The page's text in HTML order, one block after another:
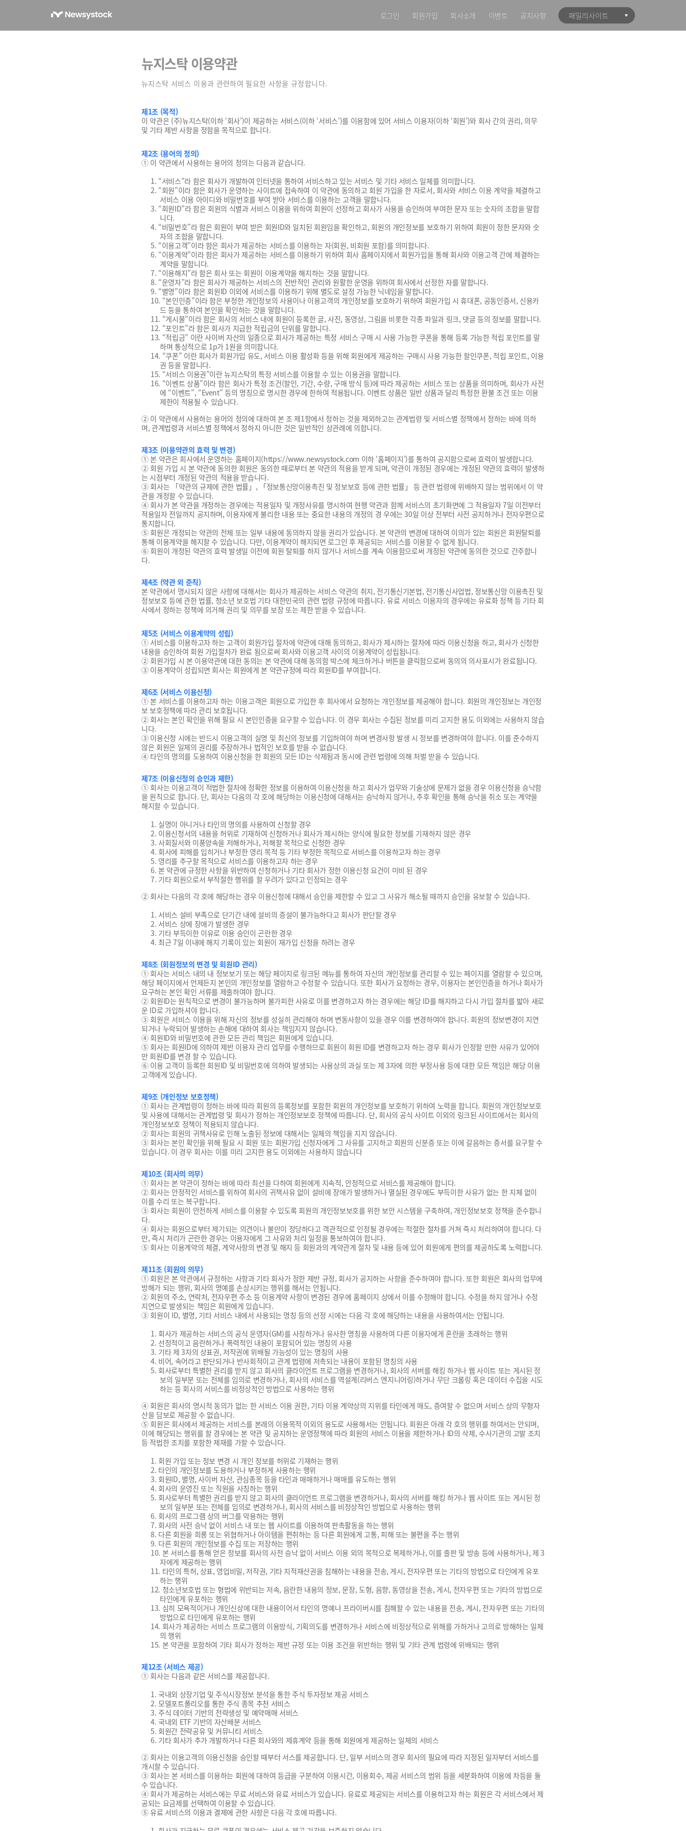
로그인 회원가입 회사소개 이벤트 공지사항 패밀리사이트
뉴지스탁 이용약관
뉴지스탁 서비스 이용과 관련하여 필요한 사항을 규정합니다.
제1조 (목적)
이 약관은 (주)뉴지스탁(이하 ‘회사’)이 제공하는 서비스(이하 ‘서비스’)를 이용함에 있어 서비스 이용자(이하 ‘회원’)와 회사 간의 권리, 의무
및 기타 제반 사항을 정함을 목적으로 합니다.
제2조 (용어의 정의)
① 이 약관에서 사용하는 용어의 정의는 다음과 같습니다.
1. “서비스”라 함은 회사가 개발하여 인터넷을 통하여 서비스하고 있는 서비스 및 기타 서비스 일체를 의미합니다.
2. “회원”이라 함은 회사가 운영하는 사이트에 접속하여 이 약관에 동의하고 회원 가입을 한 자로서, 회사와 서비스 이용 계약을 체결하고
서비스 이용 아이디와 비밀번호를 부여 받아 서비스를 이용하는 고객을 말합니다.
3. “회원ID”라 함은 회원의 식별과 서비스 이용을 위하여 회원이 선정하고 회사가 사용을 승인하여 부여한 문자 또는 숫자의 조합을 말합
니다.
4. “비밀번호”라 함은 회원이 부여 받은 회원ID와 일치된 회원임을 확인하고, 회원의 개인정보를 보호하기 위하여 회원이 정한 문자와 숫
자의 조합을 말합니다.
5. “이용고객”이라 함은 회사가 제공하는 서비스를 이용하는 자(회원, 비회원 포함)를 의미합니다.
6. “이용계약”이라 함은 회사가 제공하는 서비스를 이용하기 위하여 회사 홈페이지에서 회원가입을 통해 회사와 이용고객 간에 체결하는
계약을 말합니다.
7. “이용해지”라 함은 회사 또는 회원이 이용계약을 해지하는 것을 말합니다.
8. “운영자”라 함은 회사가 제공하는 서비스의 전반적인 관리와 원활한 운영을 위하여 회사에서 선정한 자를 말합니다.
9. “별명”이라 함은 회원ID 이외에 서비스를 이용하기 위해 별도로 설정 가능한 닉네임을 말합니다.
10. “본인인증”이라 함은 부정한 개인정보의 사용이나 이용고객의 개인정보를 보호하기 위하여 회원가입 시 휴대폰, 공동인증서, 신용카
드 등을 통하여 본인을 확인하는 것을 말합니다.
11. “게시물”이라 함은 회사의 서비스 내에 회원이 등록한 글, 사진, 동영상, 그림을 비롯한 각종 파일과 링크, 댓글 등의 정보를 말합니다.
12. “포인트”라 함은 회사가 지급한 적립금의 단위를 말합니다.
13. “적립금” 이란 사이버 자산의 일종으로 회사가 제공하는 특정 서비스 구매 시 사용 가능한 쿠폰을 통해 등록 가능한 적립 포인트를 말
하며 통상적으로 1p가 1원을 의미합니다.
14. “쿠폰” 이란 회사가 회원가입 유도, 서비스 이용 활성화 등을 위해 회원에게 제공하는 구매시 사용 가능한 할인쿠폰, 적립 포인트, 이용
권 등을 말합니다.
15. “서비스 이용권”이란 뉴지스탁의 특정 서비스를 이용할 수 있는 이용권을 말합니다.
16. “이벤트 상품”이라 함은 회사가 특정 조건(할인, 기간, 수량, 구매 방식 등)에 따라 제공하는 서비스 또는 상품을 의미하며, 회사가 사전
에 “이벤트”, “Event” 등의 명칭으로 명시한 경우에 한하여 적용됩니다. 이벤트 상품은 일반 상품과 달리 특정한 환불 조건 또는 이용
제한이 적용될 수 있습니다.
② 이 약관에서 사용하는 용어의 정의에 대하여 본 조 제1항에서 정하는 것을 제외하고는 관계법령 및 서비스별 정책에서 정하는 바에 의하
며, 관계법령과 서비스별 정책에서 정하지 아니한 것은 일반적인 상관례에 의합니다.
제3조 (이용약관의 효력 및 변경)
① 본 약관은 회사에서 운영하는 홈페이지(https://www.newsystock.com 이하 ‘홈페이지’)를 통하여 공지함으로써 효력이 발생합니다.
② 회원 가입 시 본 약관에 동의한 회원은 동의한 때로부터 본 약관의 적용을 받게 되며, 약관이 개정된 경우에는 개정된 약관의 효력이 발생하
는 시점부터 개정된 약관의 적용을 받습니다.
③ 회사는 「약관의 규제에 관한 법률」, 「정보통신망이용촉진 및 정보보호 등에 관한 법률」 등 관련 법령에 위배하지 않는 범위에서 이 약
관을 개정할 수 있습니다.
④ 회사가 본 약관을 개정하는 경우에는 적용일자 및 개정사유를 명시하여 현행 약관과 함께 서비스의 초기화면에 그 적용일자 7일 이전부터
적용일자 전일까지 공지하며, 이용자에게 불리한 내용 또는 중요한 내용의 개정의 경 우에는 30일 이상 전부터 사전 공지하거나 전자우편으로
통지합니다.
⑤ 회원은 개정되는 약관의 전체 또는 일부 내용에 동의하지 않을 권리가 있습니다. 본 약관의 변경에 대하여 이의가 있는 회원은 회원탈퇴를
통해 이용계약을 해지할 수 있습니다. 다만, 이용계약이 해지되면 로그인 후 제공되는 서비스를 이용할 수 없게 됩니다.
⑥ 회원이 개정된 약관의 효력 발생일 이전에 회원 탈퇴를 하지 않거나 서비스를 계속 이용함으로써 개정된 약관에 동의한 것으로 간주합니
다.
제4조 (약관 외 준칙)
본 약관에서 명시되지 않은 사항에 대해서는 회사가 제공하는 서비스 약관의 취지, 전기통신기본법, 전기통신사업법, 정보통신망 이용촉진 및
정보보호 등에 관한 법률, 청소년 보호법 기타 대한민국의 관련 법령 규정에 따릅니다. 유료 서비스 이용자의 경우에는 유료화 정책 등 기타 회
사에서 정하는 정책에 의거해 권리 및 의무를 보장 또는 제한 받을 수 있습니다.
제5조 (서비스 이용계약의 성립)
① 서비스를 이용하고자 하는 고객이 회원가입 절차에 약관에 대해 동의하고, 회사가 제시하는 절차에 따라 이용신청을 하고, 회사가 신청한
내용을 승인하여 회원 가입절차가 완료 됨으로써 회사와 이용고객 사이의 이용계약이 성립됩니다.
② 회원가입 시 본 이용약관에 대한 동의는 본 약관에 대해 동의함 박스에 체크하거나 버튼을 클릭함으로써 동의의 의사표시가 완료됩니다.
③ 이용계약이 성립되면 회사는 회원에게 본 약관규정에 따라 회원ID를 부여합니다.
제6조 (서비스 이용신청)
① 본 서비스를 이용하고자 하는 이용고객은 회원으로 가입한 후 회사에서 요청하는 개인정보를 제공해야 합니다. 회원의 개인정보는 개인정
보 보호정책에 따라 관리 보호됩니다.
② 회사는 본인 확인을 위해 필요 시 본인인증을 요구할 수 있습니다. 이 경우 회사는 수집된 정보를 미리 고지한 용도 이외에는 사용하지 않습
니다.
③ 이용신청 시에는 반드시 이용고객의 실명 및 최신의 정보를 기입하여야 하며 변경사항 발생 시 정보를 변경하여야 합니다. 이를 준수하지
않은 회원은 일체의 권리를 주장하거나 법적인 보호를 받을 수 없습니다.
④ 타인의 명의를 도용하여 이용신청을 한 회원의 모든 ID는 삭제됨과 동시에 관련 법령에 의해 처벌 받을 수 있습니다.
제7조 (이용신청의 승인과 제한)
① 회사는 이용고객이 적법한 절차에 정확한 정보를 이용하여 이용신청을 하고 회사가 업무와 기술상에 문제가 없을 경우 이용신청을 승낙함
을 원칙으로 합니다. 단, 회사는 다음의 각 호에 해당하는 이용신청에 대해서는 승낙하지 않거나, 추후 확인을 통해 승낙을 취소 또는 계약을
해지할 수 있습니다.
1. 실명이 아니거나 타인의 명의를 사용하여 신청할 경우
2. 이용신청서의 내용을 허위로 기재하여 신청하거나 회사가 제시하는 양식에 필요한 정보를 기재하지 않은 경우
3. 사회질서와 미풍양속을 저해하거나, 저해할 목적으로 신청한 경우
4. 회사에 피해를 입히거나 부정한 영리 목적 등 기타 부정한 목적으로 서비스를 이용하고자 하는 경우
5. 영리를 추구할 목적으로 서비스를 이용하고자 하는 경우
6. 본 약관에 규정한 사항을 위반하여 신청하거나 기타 회사가 정한 이용신청 요건이 미비 된 경우
7. 기타 회원으로서 부적절한 행위를 할 우려가 있다고 인정되는 경우
② 회사는 다음의 각 호에 해당하는 경우 이용신청에 대해서 승인을 제한할 수 있고 그 사유가 해소될 때까지 승인을 유보할 수 있습니다.
1. 서비스 설비 부족으로 단기간 내에 설비의 증설이 불가능하다고 회사가 판단할 경우
2. 서비스 상에 장애가 발생한 경우
3. 기타 부득이한 이유로 이용 승인이 곤란한 경우
4. 최근 7일 이내에 해지 기록이 있는 회원이 재가입 신청을 하려는 경우
제8조 (회원정보의 변경 및 회원ID 관리)
① 회사는 서비스 내의 내 정보보기 또는 해당 페이지로 링크된 메뉴를 통하여 자신의 개인정보를 관리할 수 있는 페이지를 열람할 수 있으며,
해당 페이지에서 언제든지 본인의 개인정보를 열람하고 수정할 수 있습니다. 또한 회사가 요청하는 경우, 이용자는 본인인증을 하거나 회사가
요구하는 본인 확인 서류를 제출하여야 합니다.
② 회원ID는 원칙적으로 변경이 불가능하며 불가피한 사유로 이를 변경하고자 하는 경우에는 해당 ID를 해지하고 다시 가입 절차를 밟아 새로
운 ID로 가입하셔야 합니다.
③ 회원은 서비스 이용을 위해 자신의 정보를 성실히 관리해야 하며 변동사항이 있을 경우 이를 변경하여야 합니다. 회원의 정보변경이 지연
되거나 누락되어 발생하는 손해에 대하여 회사는 책임지지 않습니다.
④ 회원ID와 비밀번호에 관한 모든 관리 책임은 회원에게 있습니다.
⑤ 회사는 회원ID에 의하여 제반 이용자 관리 업무를 수행하므로 회원이 회원 ID를 변경하고자 하는 경우 회사가 인정할 만한 사유가 있어야
만 회원ID를 변경 할 수 있습니다.
⑥ 이용 고객이 등록한 회원ID 및 비밀번호에 의하여 발생되는 사용상의 과실 또는 제 3자에 의한 부정사용 등에 대한 모든 책임은 해당 이용
고객에게 있습니다.
제9조 (개인정보 보호정책)
① 회사는 관계법령이 정하는 바에 따라 회원의 등록정보를 포함한 회원의 개인정보를 보호하기 위하여 노력을 합니다. 회원의 개인정보보호
및 사용에 대해서는 관계법령 및 회사가 정하는 개인정보보호 정책에 따릅니다. 단, 회사의 공식 사이트 이외의 링크된 사이트에서는 회사의
개인정보보호 정책이 적용되지 않습니다.
② 회사는 회원의 귀책사유로 인해 노출된 정보에 대해서는 일체의 책임을 지지 않습니다.
③ 회사는 본인 확인을 위해 필요 시 회원 또는 회원가입 신청자에게 그 사유를 고지하고 회원의 신분증 또는 이에 갈음하는 증서를 요구할 수
있습니다. 이 경우 회사는 이를 미리 고지한 용도 이외에는 사용하지 않습니다
제10조 (회사의 의무)
① 회사는 본 약관이 정하는 바에 따라 최선을 다하여 회원에게 지속적, 안정적으로 서비스를 제공해야 합니다.
② 회사는 안정적인 서비스를 위하여 회사의 귀책사유 없이 설비에 장애가 발생하거나 멸실된 경우에도 부득이한 사유가 없는 한 지체 없이
이를 수리 또는 복구합니다.
③ 회사는 회원이 안전하게 서비스를 이용할 수 있도록 회원의 개인정보보호를 위한 보안 시스템을 구축하여, 개인정보보호 정책을 준수합니
다.
④ 회사는 회원으로부터 제기되는 의견이나 불만이 정당하다고 객관적으로 인정될 경우에는 적절한 절차를 거쳐 즉시 처리하여야 합니다. 다
만, 즉시 처리가 곤란한 경우는 이용자에게 그 사유와 처리 일정을 통보하여야 합니다.
⑤ 회사는 이용계약의 체결, 계약사항의 변경 및 해지 등 회원과의 계약관계 절차 및 내용 등에 있어 회원에게 편의를 제공하도록 노력합니다.
제11조 (회원의 의무)
① 회원은 본 약관에서 규정하는 사항과 기타 회사가 정한 제반 규정, 회사가 공지하는 사항을 준수하여야 합니다. 또한 회원은 회사의 업무에
방해가 되는 행위, 회사의 명예를 손상시키는 행위를 해서는 안됩니다.
② 회원의 주소, 연락처, 전자우편 주소 등 이용계약 사항이 변경된 경우에 홈페이지 상에서 이를 수정해야 합니다. 수정을 하지 않거나 수정
지연으로 발생되는 책임은 회원에게 있습니다.
③ 회원이 ID, 별명, 기타 서비스 내에서 사용되는 명칭 등의 선정 시에는 다음 각 호에 해당하는 내용을 사용하여서는 안됩니다.
1. 회사가 제공하는 서비스의 공식 운영자(GM)를 사칭하거나 유사한 명칭을 사용하여 다른 이용자에게 혼란을 초래하는 행위
2. 선정적이고 음란하거나 폭력적인 내용이 포함되어 있는 명칭의 사용
3. 기타 제 3자의 상표권, 저작권에 위배될 가능성이 있는 명칭의 사용
4. 비어, 속어라고 판단되거나 반사회적이고 관계 법령에 저촉되는 내용이 포함된 명칭의 사용
5. 회사로부터 특별한 권리를 받지 않고 회사의 클라이언트 프로그램을 변경하거나, 회사의 서버를 해킹 하거나 웹 사이트 또는 게시된 정
보의 일부분 또는 전체를 임의로 변경하거나, 회사의 서비스를 역설계(리버스 엔지니어링)하거나 무단 크롤링 혹은 데이터 수집을 시도
하는 등 회사의 서비스를 비정상적인 방법으로 사용하는 행위
④ 회원은 회사의 명시적 동의가 없는 한 서비스 이용 권한, 기타 이용 계약상의 지위를 타인에게 매도, 증여할 수 없으며 서비스 상의 무형자
산을 담보로 제공할 수 없습니다.
⑤ 회원은 회사에서 제공하는 서비스를 본래의 이용목적 이외의 용도로 사용해서는 안됩니다. 회원은 아래 각 호의 행위를 하여서는 안되며,
이에 해당되는 행위를 할 경우에는 본 약관 및 공지하는 운영정책에 따라 회원의 서비스 이용을 제한하거나 ID의 삭제, 수사기관의 고발 조치
등 적법한 조치를 포함한 제재를 가할 수 있습니다.
1. 회원 가입 또는 정보 변경 시 개인 정보를 허위로 기재하는 행위
2. 타인의 개인정보를 도용하거나 부정하게 사용하는 행위
3. 회원ID, 별명, 사이버 자산, 관심종목 등을 타인과 매매하거나 매매를 유도하는 행위
4. 회사의 운영진 또는 직원을 사칭하는 행위
5. 회사로부터 특별한 권리를 받지 않고 회사의 클라이언트 프로그램을 변경하거나, 회사의 서버를 해킹 하거나 웹 사이트 또는 게시된 정
보의 일부분 또는 전체를 임의로 변경하거나, 회사의 서비스를 비정상적인 방법으로 사용하는 행위
6. 회사의 프로그램 상의 버그를 악용하는 행위
7. 회사의 사전 승낙 없이 서비스 내 또는 웹 사이트를 이용하여 판촉활동을 하는 행위
8. 다른 회원을 희롱 또는 위협하거나 아이템을 편취하는 등 다른 회원에게 고통, 피해 또는 불편을 주는 행위
9. 다른 회원의 개인정보를 수집 또는 저장하는 행위
10. 본 서비스를 통해 얻은 정보를 회사의 사전 승낙 없이 서비스 이용 외의 목적으로 복제하거나, 이를 출판 및 방송 등에 사용하거나, 제 3
자에게 제공하는 행위
11. 타인의 특허, 상표, 영업비밀, 저작권, 기타 지적재산권을 침해하는 내용을 전송, 게시, 전자우편 또는 기타의 방법으로 타인에게 유포
하는 행위
12. 청소년보호법 또는 형법에 위반되는 저속, 음란한 내용의 정보, 문장, 도형, 음향, 동영상을 전송, 게시, 전자우편 또는 기타의 방법으로
타인에게 유포하는 행위
13. 심히 모욕적이거나 개인신상에 대한 내용이어서 타인의 명예나 프라이버시를 침해할 수 있는 내용을 전송, 게시, 전자우편 또는 기타의
방법으로 타인에게 유포하는 행위
14. 회사가 제공하는 서비스 프로그램의 이용방식, 기획의도를 변경하거나 서비스에 비정상적으로 위해를 가하거나 고의로 방해하는 일체
의 행위
15. 본 약관을 포함하여 기타 회사가 정하는 제반 규정 또는 이용 조건을 위반하는 행위 및 기타 관계 법령에 위배되는 행위
제12조 (서비스 제공)
① 회사는 다음과 같은 서비스를 제공합니다.
1. 국내외 상장기업 및 주식시장정보 분석을 통한 주식 투자정보 제공 서비스
2. 모델포트폴리오를 통한 주식 종목 추천 서비스
3. 주식 데이터 기반의 전략생성 및 예약매매 서비스
4. 국내외 ETF 기반의 자산배분 서비스
5. 회원간 전략공유 및 커뮤니티 서비스
6. 기타 회사가 추가 개발하거나 다른 회사와의 제휴계약 등을 통해 회원에게 제공하는 일체의 서비스
② 회사는 이용고객의 이용신청을 승인할 때부터 서스를 제공합니다. 단, 일부 서비스의 경우 회사의 필요에 따라 지정된 일자부터 서비스를
개시할 수 있습니다.
③ 회사는 본 서비스를 이용하는 회원에 대하여 등급을 구분하여 이용시간, 이용회수, 제공 서비스의 범위 등을 세분화하여 이용에 차등을 둘
수 있습니다.
④ 회사가 제공하는 서비스에는 무료 서비스와 유료 서비스가 있습니다. 유료로 제공되는 서비스를 이용하고자 하는 회원은 각 서비스에서 제
공되는 요금제를 선택하여 이용할 수 있습니다.
⑤ 유료 서비스의 이용과 결제에 관한 사항은 다음 각 호에 따릅니다.